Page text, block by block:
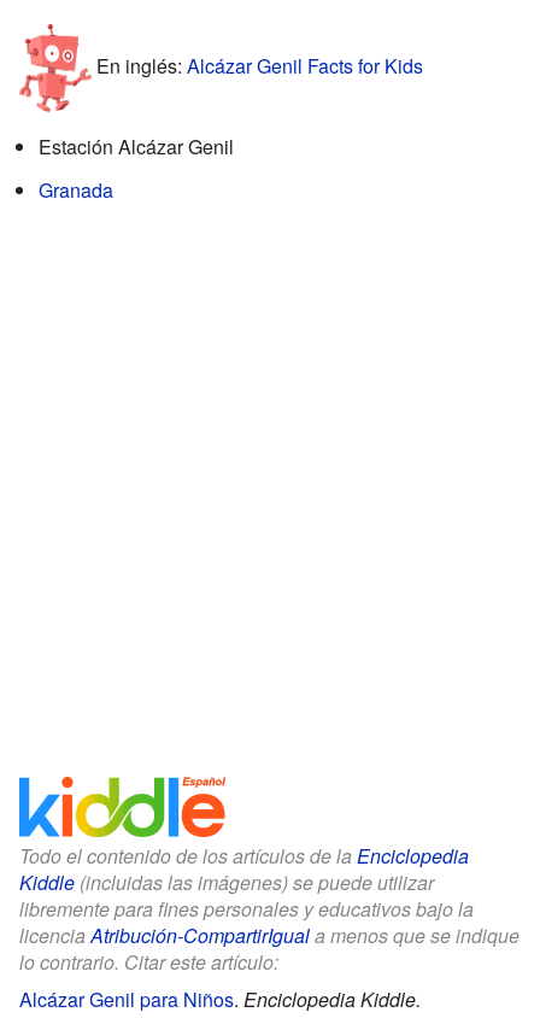
En inglés: Alcázar Genil Facts for Kids
Estación Alcázar Genil
Granada
Todo el contenido de los artículos de la Enciclopedia
Kiddle (incluidas las imágenes) se puede utilizar
libremente para fines personales y educativos bajo la
licencia Atribución-CompartirIguala menos que se indique
lo contrario. Citar este artículo:
Alcázar Genil para Niños. Enciclopedia Kiddle.